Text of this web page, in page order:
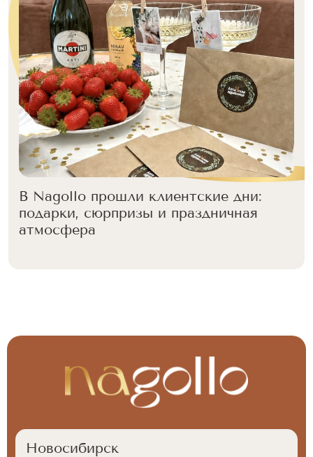
В Nagollo прошли клиентские дни:
подарки, сюрпризы и праздничная
атмосфера
Новосибирск